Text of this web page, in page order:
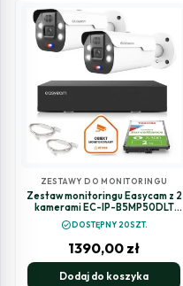
ZESTAWY DO MONITORINGU
Zestaw monitoringu Easycam z 2
kamerami EC-IP-B5MP50DLT
5MPx z aktywnym odstraszaniem
check_circleDOSTĘPNY 20SZT.
1390,00 zł
Dodaj do koszyka